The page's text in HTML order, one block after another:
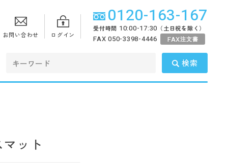
お問い合わせ ログイン
0120-163-167
受付時間 10:00-17:30 （土日祝を除く）
FAX 050-3398-4446 FAX注文書
検索
ット